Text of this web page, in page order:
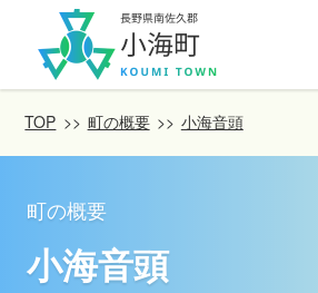
TOP >> 町の概要 >> 小海音頭
町の概要
小海音頭